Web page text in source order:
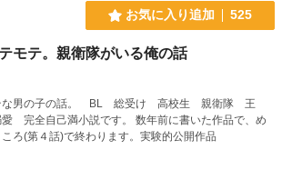
けますと幸いです。 いいねやコメントは頂けましたら
お気に入り追加 525
モテ。親衛隊がいる俺の話
な男の子の話。 BL 総受け 高校生 親衛隊 王
全自己満小説です。 数年前に書いた作品で、め
ろ(第４話)で終わります。実験的公開作品